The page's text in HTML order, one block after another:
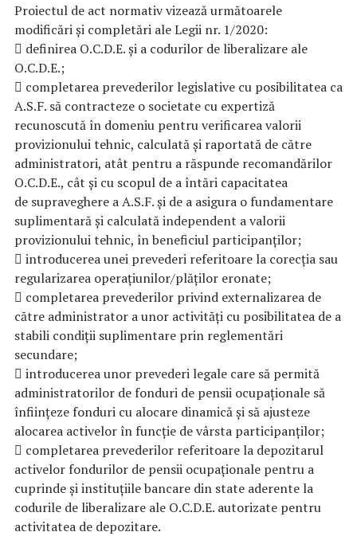
Proiectul de act normativ vizează următoarele
modificări și completări ale Legii nr. 1/2020:
 definirea O.C.D.E. și a codurilor de liberalizare ale
O.C.D.E.;
 completarea prevederilor legislative cu posibilitatea ca
A.S.F. să contracteze o societate cu expertiză
recunoscută în domeniu pentru verificarea valorii
provizionului tehnic, calculată şi raportată de către
administratori, atât pentru a răspunde recomandărilor
O.C.D.E., cât și cu scopul de a întări capacitatea
de supraveghere a A.S.F. și de a asigura o fundamentare
suplimentară și calculată independent a valorii
provizionului tehnic, în beneficiul participanților;
 introducerea unei prevederi referitoare la corecția sau
regularizarea operațiunilor/plăților eronate;
 completarea prevederilor privind externalizarea de
către administrator a unor activități cu posibilitatea de a
stabili condiții suplimentare prin reglementări
secundare;
 introducerea unor prevederi legale care să permită
administratorilor de fonduri de pensii ocupaționale să
înființeze fonduri cu alocare dinamică și să ajusteze
alocarea activelor în funcție de vârsta participanților;
 completarea prevederilor referitoare la depozitarul
activelor fondurilor de pensii ocupaționale pentru a
cuprinde și instituțiile bancare din state aderente la
codurile de liberalizare ale O.C.D.E. autorizate pentru
activitatea de depozitare.